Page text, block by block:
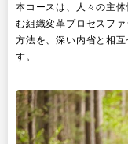
本コースは、人々の主
む組織変革プロセスフ
方法を、深い内省と相
す。